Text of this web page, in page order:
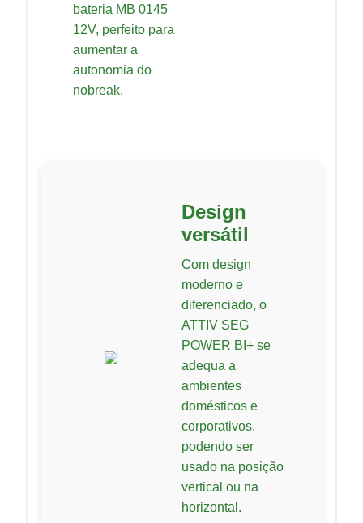
bateria MB 0145
12V, perfeito para
aumentar a
autonomia do
nobreak.
Design
versátil
Com design
moderno e
diferenciado, o
ATTIV SEG
POWER BI+ se
adequa a
ambientes
domésticos e
corporativos,
podendo ser
usado na posição
vertical ou na
horizontal.